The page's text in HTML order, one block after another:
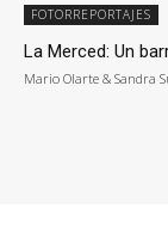
FOTORREPORTAJES
La Merced: Un
Mario Olarte & Sandra